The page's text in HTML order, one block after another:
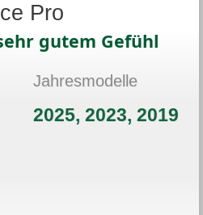
Pro
gutem Gefühl
Jahresmodelle
2025, 2023, 2019